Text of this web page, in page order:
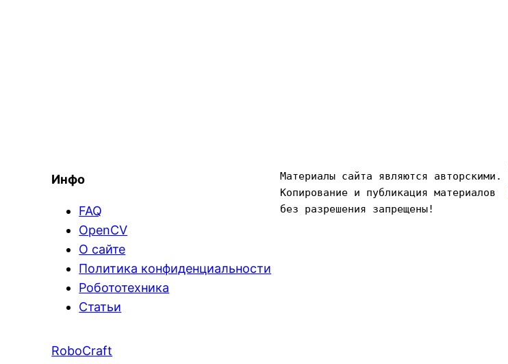
Инфо
FAQ
OpenCV
О сайте
Политика конфиденциальности
Робототехника
Статьи
Материалы сайта являются авторскими.
Копирование и публикация материалов
без разрешения запрещены!
RoboCraft